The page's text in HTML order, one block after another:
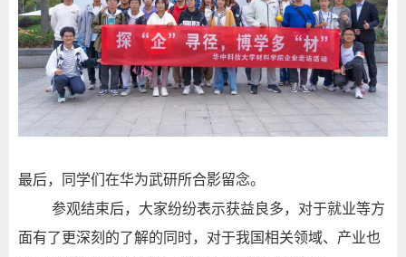
最后，同学们在华为武研所合影留念。
参观结束后，大家纷纷表示获益良多，对于就业等方
面有了更深刻的了解的同时，对于我国相关领域、产业也